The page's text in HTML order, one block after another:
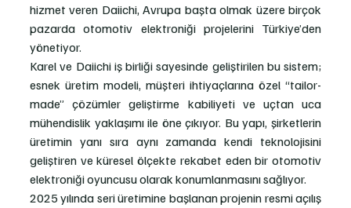
hizmet veren Daiichi, Avrupa başta olmak üzere birçok
pazarda otomotiv elektroniği projelerini Türkiye’den
yönetiyor.
Karel ve Daiichi iş birliği sayesinde geliştirilen bu sistem;
esnek üretim modeli, müşteri ihtiyaçlarına özel “tailor-
made” çözümler geliştirme kabiliyeti ve uçtan uca
mühendislik yaklaşımı ile öne çıkıyor. Bu yapı, şirketlerin
üretimin yanı sıra aynı zamanda kendi teknolojisini
geliştiren ve küresel ölçekte rekabet eden bir otomotiv
elektroniği oyuncusu olarak konumlanmasını sağlıyor.
2025 yılında seri üretimine başlanan projenin resmi açılış